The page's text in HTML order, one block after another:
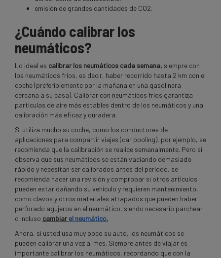
emisión de grandes cantidades de CO2.
¿Cuándo calibrar los
neumáticos?
Lo ideal es calibrar los neumáticos cada semana, siempre con
los neumáticos fríos, es decir, haber recorrido hasta 2 km con el
coche (preferiblemente por la mañana en una gasolinera
cercana a su casa). Calibrar con neumáticos fríos garantiza
partículas de aire más estables dentro de los neumáticos y una
calibración más eficaz y duradera.
Si utiliza mucho su coche, como los conductores de
aplicaciones para compartir viajes (car pooling), por ejemplo, se
recomienda que la calibración se realice semanalmente. Pero si
observa que sus neumáticos se están vaciando demasiado
rápido y necesitan ser calibrados antes del período, se
recomienda hacer una revisión y comprobar si otros artículos
pueden estar dañando su vehículo y requieren mantenimiento,
como clavos y otros materiales atrapados que pueden haber
perforado agujeros en el neumático, siendo necesario parchear
o incluso cambiar el neumático.
Ahora, si usted usa muy poco su auto, los neumáticos se
pueden calibrar una vez al mes. Siempre antes de viajar es
importante calibrar los neumáticos, recordando que con la